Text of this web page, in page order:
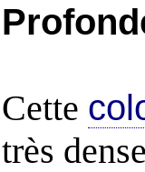
Cette
très